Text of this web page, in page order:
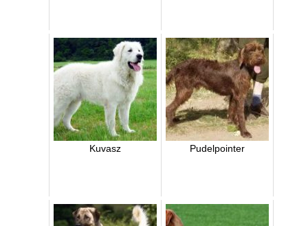
Kuvasz Pudelpointer